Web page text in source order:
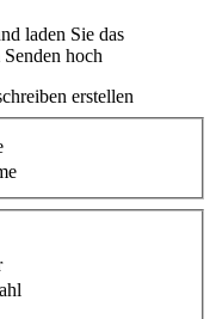
laden Sie das
hoch
erstellen